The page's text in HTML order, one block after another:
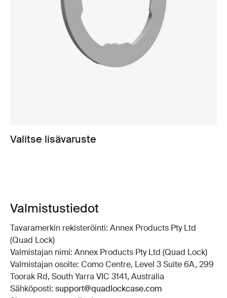
Valitse lisävaruste
Valmistustiedot
Tavaramerkin rekisteröinti: Annex Products Pty Ltd
(Quad Lock)
Valmistajan nimi: Annex Products Pty Ltd (Quad Lock)
Valmistajan osoite: Como Centre, Level 3 Suite 6A, 299
Toorak Rd, South Yarra VIC 3141, Australia
Sähköposti: support@quadlockcase.com